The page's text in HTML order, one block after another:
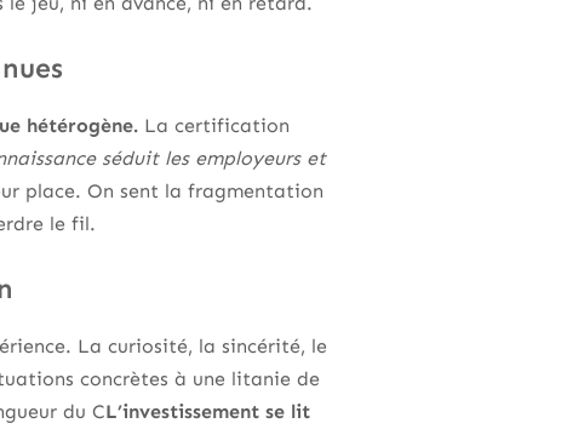
hétérogène. La certification
séduit les employeurs et
place. On sent la fragmentation
le fil.
La curiosité, la sincérité, le
concrètes à une litanie de
du CL’investissement se lit